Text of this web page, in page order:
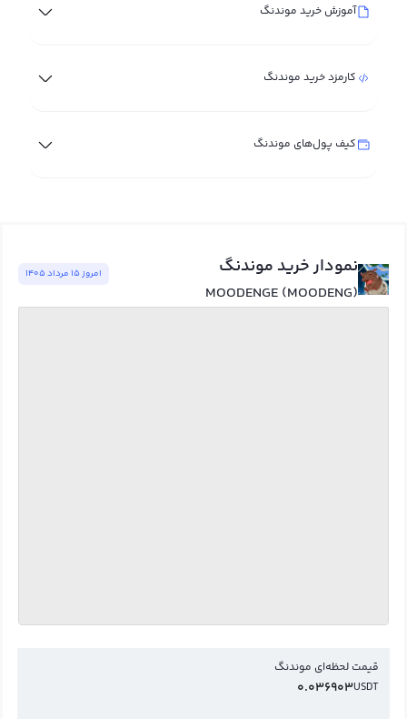
آموزش خرید موندنگ
کارمزد خرید موندنگ
کیف پول‌های موندنگ
نمودار خرید موندنگ
MOODENGE (MOODENG)
امروز ١٥ مرداد ١٤٠٥
قیمت لحظه‌ای موندنگ
USDT
0.036903